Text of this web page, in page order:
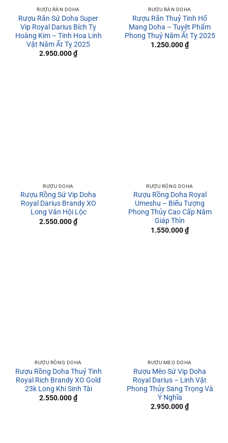
RƯỢU RẮN DOHA
Rượu Rắn Sứ Doha Super
Vip Royal Darius Bích Tỵ
Hoàng Kim – Tinh Hoa Linh
Vật Năm Ất Tỵ 2025
2.950.000₫
RƯỢU RẮN DOHA
Rượu Rắn Thuỷ Tinh Hổ
Mang Doha – Tuyệt Phẩm
Phong Thuỷ Năm Ất Tỵ 2025
1.250.000₫
RƯỢU DOHA
Rượu Rồng Sứ Vip Doha
Royal Darius Brandy XO
Long Vân Hội Lộc
2.550.000₫
RƯỢU RỒNG DOHA
Rượu Rồng Doha Royal
Umeshu – Biểu Tượng
Phong Thủy Cao Cấp Năm
Giáp Thìn
1.550.000₫
RƯỢU RỒNG DOHA
Rượu Rồng Doha Thuỷ Tinh
Royal Rich Brandy XO Gold
23k Long Khí Sinh Tài
2.550.000₫
RƯỢU MÈO DOHA
Rượu Mèo Sứ Vip Doha
Royal Darius – Linh Vật
Phong Thủy Sang Trọng Và
Ý Nghĩa
2.950.000₫